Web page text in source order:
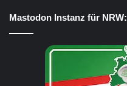
Mastodon Instanz für NRW: